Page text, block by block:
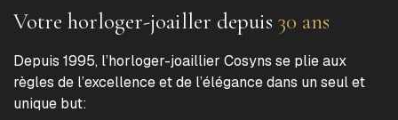
Votre horloger-joailler depuis 30 ans
Depuis 1995, l’horloger-joaillier Cosyns se plie aux
règles de l’excellence et de l’élégance dans un seul et
unique but: